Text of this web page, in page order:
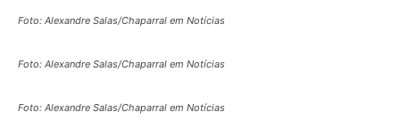
Foto: Alexandre Salas/Chaparral em Notícias
Foto: Alexandre Salas/Chaparral em Notícias
Foto: Alexandre Salas/Chaparral em Notícias